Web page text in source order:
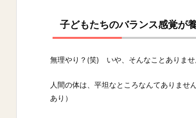
子どもたちのバランス感覚が
無理やり？(笑) いや、そんなことありませ
人間の体は、平坦なところなんてありませ
あり）